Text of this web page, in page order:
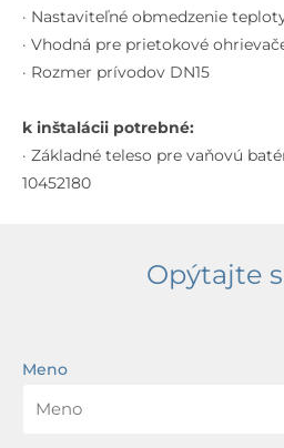
· Nastaviteľné obmedzenie
· Vhodná pre prietokové
· Rozmer prívodov DN15
k inštalácii potrebné:
· Základné teleso pre vaňovú
10452180
Opýtajte
Meno